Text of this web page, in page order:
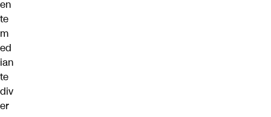
en
te
m
ed
ian
te
div
er